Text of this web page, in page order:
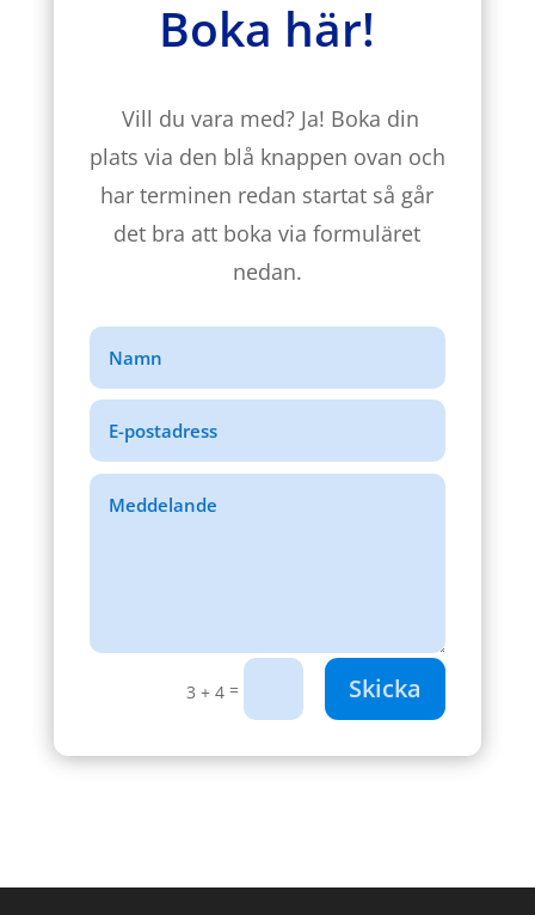
Boka här!
Vill du vara med? Ja! Boka din
plats via den blå knappen ovan och
har terminen redan startat så går
det bra att boka via formuläret
nedan.
3 + 4 = Skicka